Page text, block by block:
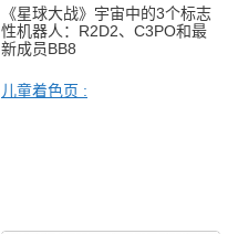
《星球大战》宇宙中的3个标志
性机器人：R2D2、C3PO和最
新成员BB8
儿童着色页 :